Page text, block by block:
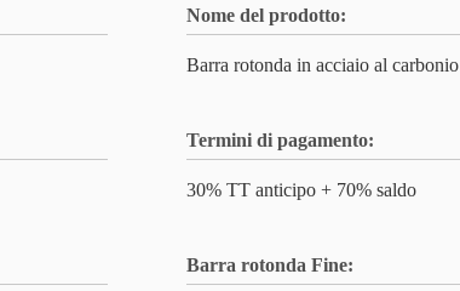
Nome del prodotto:
Barra rotonda in acciaio al carbonio
Termini di pagamento:
30% TT anticipo + 70% saldo
Barra rotonda Fine: